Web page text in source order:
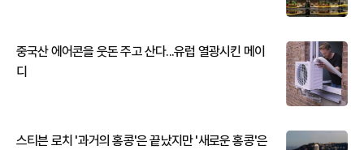
중국산 에어콘을 웃돈 주고 산다...유럽 열광시킨 메이
디
스티븐 로치 '과거의 홍콩'은 끝났지만 '새로운 홍콩'은